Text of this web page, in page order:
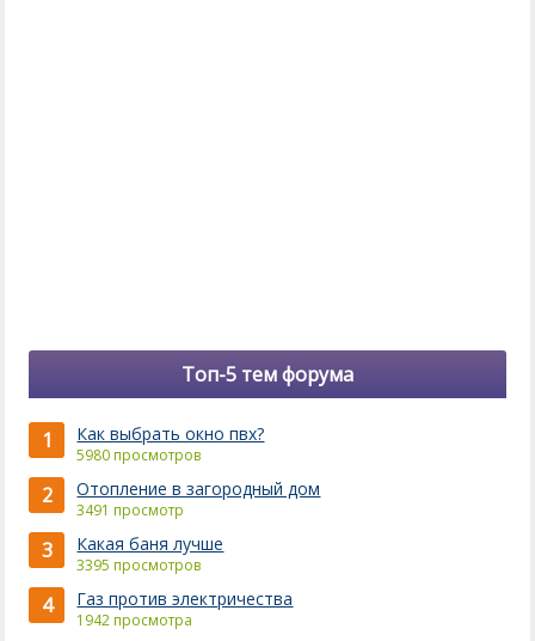
Топ-5 тем форума
1 Как выбрать окно пвх?
5980 просмотров
2 Отопление в загородный дом
3491 просмотр
3 Какая баня лучше
3395 просмотров
4 Газ против электричества
1942 просмотра